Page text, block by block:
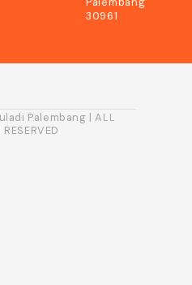
30961
Palembang | ALL
RESERVED